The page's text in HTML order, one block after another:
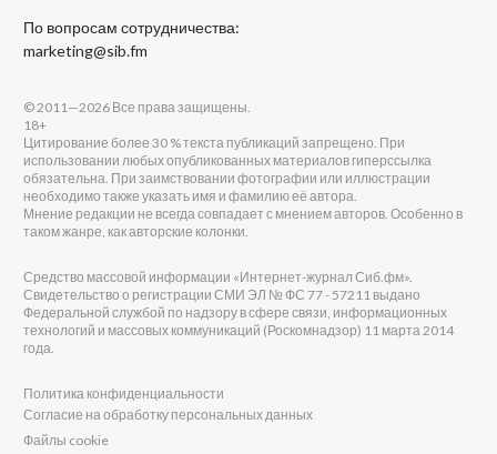
По вопросам сотрудничества:
marketing@sib.fm
© 2011—2026 Все права защищены.
18+
Цитирование более 30 % текста публикаций запрещено. При
использовании любых опубликованных материалов гиперссылка
обязательна. При заимствовании фотографии или иллюстрации
необходимо также указать имя и фамилию её автора.
Мнение редакции не всегда совпадает с мнением авторов. Особенно в
таком жанре, как авторские колонки.
Средство массовой информации «Интернет-журнал Сиб.фм».
Свидетельство о регистрации СМИ ЭЛ № ФС 77 - 57211 выдано
Федеральной службой по надзору в сфере связи, информационных
технологий и массовых коммуникаций (Роскомнадзор) 11 марта 2014
года.
Политика конфиденциальности
Согласие на обработку персональных данных
Файлы cookie